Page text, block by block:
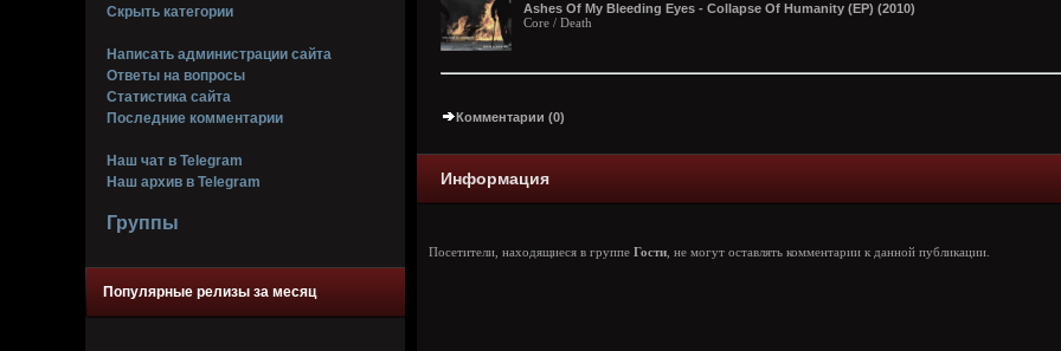
Скрыть категории
Написать администрации сайта
Ответы на вопросы
Статистика сайта
Последние комментарии
Наш чат в Telegram
Наш архив в Telegram
Группы
Популярные релизы за месяц
Ashes Of My Bleeding Eyes - Collapse Of Humanity (EP) (2010)
Core / Death
Комментарии (0)
Информация
Посетители, находящиеся в группе Гости , не могут оставлять комментарии к данной публикации.